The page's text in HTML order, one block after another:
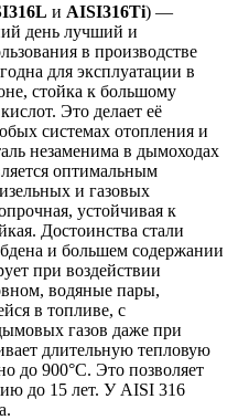
и AISI316Ti) —
день лучший и
в производстве
для эксплуатации в
стойка к большому
Это делает её
системах отопления и
незаменима в дымоходах
оптимальным
и газовых
устойчивая к
Достоинства стали
и большем содержании
при воздействии
водяные пары,
в топливе, с
газов даже при
длительную тепловую
до 900°С. Это позволяет
до 15 лет. У AISI 316